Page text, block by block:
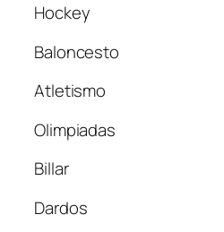
Hockey
Baloncesto
Atletismo
Olimpiadas
Billar
Dardos